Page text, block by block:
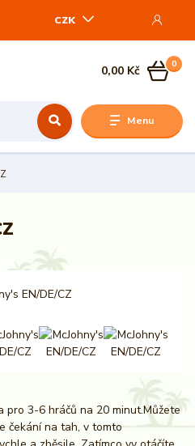
Menu
CZK
0
0,00 Kč
pro 3-6 hráčů na 20 minut.Můžete
čekání na tah, v tomto